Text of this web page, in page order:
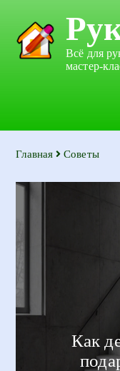
Всё для
мастер-
Главная Советы
Как